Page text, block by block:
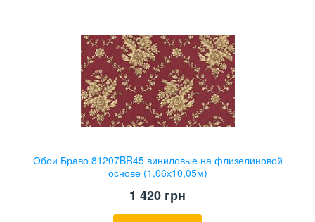
Обои Браво 81207BR45 виниловые на флизелиновой
основе (1,06х10,05м)
1 420 грн